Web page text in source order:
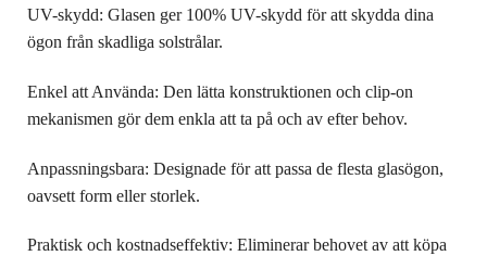
UV-skydd: Glasen ger 100% UV-skydd för att skydda dina
ögon från skadliga solstrålar.
Enkel att Använda: Den lätta konstruktionen och clip-on
mekanismen gör dem enkla att ta på och av efter behov.
Anpassningsbara: Designade för att passa de flesta glasögon,
oavsett form eller storlek.
Praktisk och kostnadseffektiv: Eliminerar behovet av att köpa